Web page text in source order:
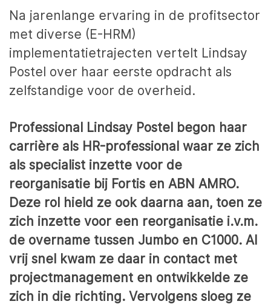
Na jarenlange ervaring in de profitsector
met diverse (E-HRM)
implementatietrajecten vertelt Lindsay
Postel over haar eerste opdracht als
zelfstandige voor de overheid.
Professional Lindsay Postel begon haar
carrière als HR-professional waar ze zich
als specialist inzette voor de
reorganisatie bij Fortis en ABN AMRO.
Deze rol hield ze ook daarna aan, toen ze
zich inzette voor een reorganisatie i.v.m.
de overname tussen Jumbo en C1000. Al
vrij snel kwam ze daar in contact met
projectmanagement en ontwikkelde ze
zich in die richting. Vervolgens sloeg ze